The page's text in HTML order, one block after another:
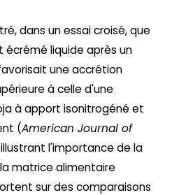
dans un essai croisé, que
liquide après un
une accrétion
à celle d'une
à apport isonitrogéné et
(American Journal of
l'importance de la
matrice alimentaire
sur des comparaisons